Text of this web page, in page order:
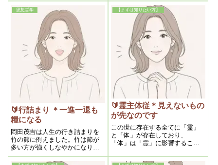
であるとの持論を展開していた
そうです。しかし人生における
大浄化を経験したことがきっか
けで神仏に助けを重めざるを得
なくなり、その存在を確信する
に至るのです。
が損をしているように感じるだ
けであって、その実、不誠実な
人ほど損をしているのです。
思想哲学
🔰行詰まり ＊一進一退も
糧になる
岡田茂吉は人生の行き詰まりを
竹の節に例えました。竹は節が
多い方が強くしなやかになり折
れにくくなります。人生に行き
詰まりを感じた時こそ、成長の
【まずは知りたい方】
🔰霊主体従＊見えないもの
が先なのです
この世に存在する全てに「霊」
と「体」が存在しており、
「体」は「霊」に影響すること
であると、岡田茂吉は説いてい